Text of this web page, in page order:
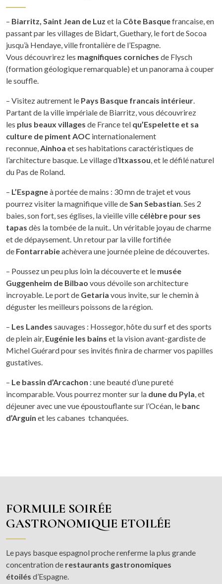
– Biarritz, Saint Jean de Luz et la Côte Basquefrancaise, en
passant par les villages de Bidart, Guethary, le fort de Socoa
jusqu’à Hendaye, ville frontalière de l’Espagne.
Vous découvrirez les magnifiques corniches de Flysch
(formation géologique remarquable) et un panorama à couper
le souffle.
– Visitez autrement le Pays Basque francais intérieur
Partant de la ville impériale de Biarritz, vous découvrirez
les plus beaux villages de France tel qu’Espelette et sa
culture de piment AOC internationalement
reconnue, Ainhoa et ses habitations caractéristiques de
l’architecture basque. Le village d’Itxassou , et le défilé naturel
du Pas de Roland.
– L’Espagneà portée de mains : 30 mn de trajet et vous
pourrez visiter la magnifique ville de San Sebastian . Ses 2
baies, son fort, ses églises, la vieille ville célèbre pour ses
tapas dès la tombée de la nuit.. Un véritable joyau de charme
et de dépaysement. Un retour par la ville fortifiée
de Fontarrabieachèvera une journée pleine de découvertes.
– Poussez un peu plus loin la découverte et le musée
Guggenheim de Bilbao vous dévoile son architecture
incroyable. Le port de Getaria vous invite, sur le chemin à
déguster les meilleurs poissons de la région.
– Les Landes sauvages : Hossegor, hôte du surf et des sports
de plein air, Eugénie les bains et la vision avant-gardiste de
Michel Guérard pour ses invités finira de charmer vos papilles
gustatives.
– Le bassin d’Arcachon : une beauté d’une pureté
incomparable. Vous pourrez monter sur la dune du Pyla , et
déjeuner avec une vue époustouflante sur l’Océan, le banc
d’Arguin et les cabanes tchanquées.
FORMULE SOIRÉE
GASTRONOMIQUE ETOILÉE
Le pays basque espagnol proche renferme la plus grande
concentration de restaurants gastronomiques
étoilés d’Espagne.